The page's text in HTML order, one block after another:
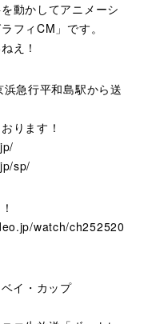
動かしてアニメーシ
フィCM」です。
え！
急行平和島駅から送
ります！
sp/
watch/ch252520
イ・カップ